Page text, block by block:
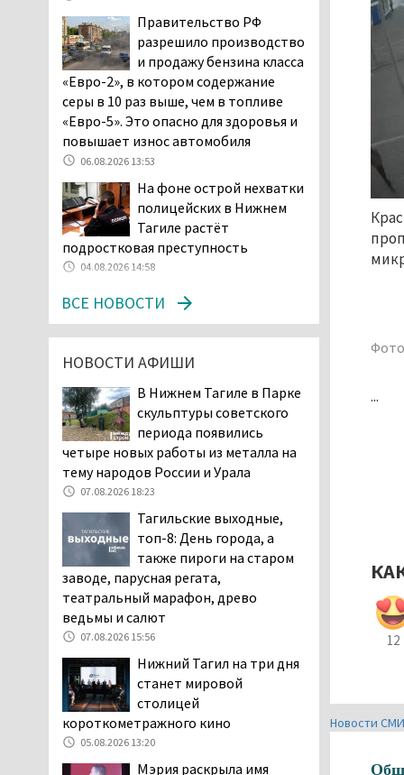
...
12
Новости
06.08.2026 15:42
Двое детей пострадали
при сходе трамвая с
рельсов в Нижнем Тагиле
06.08.2026 14:25
Правительство РФ
разрешило производство
и продажу бензина класса
«Евро-2», в котором содержание
серы в 10 раз выше, чем в топливе
«Евро-5». Это опасно для здоровья и
повышает износ автомобиля
В Детской городской
больнице № 3 Нижнего
обвинения родителей, которые
заявили, что их дочь в палате
покусала бельевая вошь
06.08.2026 13:02
В Нижнем Тагиле на три
дня запретят
электросамокаты
06.08.2026 11:41
«Я уверен, это бельевая
вошь». Родители 10-
летней девочки
пожаловались на кровососущих
паразитов, которые искусали их
ребёнка в детской больнице
Нижнего Тагила
05.08.2026 17:59
Директора уральского
предприятия по
производству дронов
«Упырь» подорвали в автомобиле
Правительство РФ
разрешило производство
и продажу бензина класса
«Евро-2», в котором содержание
серы в 10 раз выше, чем в топливе
«Евро-5». Это опасно для здоровья и
повышает износ автомобиля
06.08.2026 13:53
На фоне острой нехватки
полицейских в Нижнем
Тагиле растёт
подростковая преступность
04.08.2026 14:58
ВСЕ НОВОСТИ
НОВОСТИ АФИШИ
В Нижнем Тагиле в Парке
скульптуры советского
периода появились
четыре новых работы из металла на
тему народов России и Урала
07.08.2026 18:23
Тагильские выходные,
топ-8: День города, а
также пироги на старом
заводе, парусная регата,
театральный марафон, древо
ведьмы и салют
07.08.2026 15:56
Нижний Тагил на три дня
станет мировой
столицей
короткометражного кино
05.08.2026 13:20
Мэрия раскрыла имя